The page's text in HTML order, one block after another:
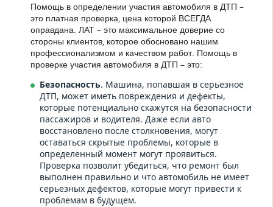
Помощь в определении участия автомобиля в ДТП –
это платная проверка, цена которой ВСЕГДА
оправдана. ЛАТ – это максимальное доверие со
стороны клиентов, которое обосновано нашим
профессионализмом и качеством работ. Помощь в
проверке участия автомобиля в ДТП – это:
Безопасность. Машина, попавшая в серьезное
ДТП, может иметь повреждения и дефекты,
которые потенциально скажутся на безопасности
пассажиров и водителя. Даже если авто
восстановлено после столкновения, могут
оставаться скрытые проблемы, которые в
определенный момент могут проявиться.
Проверка позволит убедиться, что ремонт был
выполнен правильно и что автомобиль не имеет
серьезных дефектов, которые могут привести к
проблемам в будущем.